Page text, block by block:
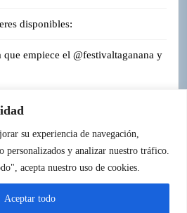
su experiencia de navegación,
personalizados y analizar nuestro tráfico.
acepta nuestro uso de cookies.
Aceptar todo
disponibles:
empiece el @festivaltaganana y